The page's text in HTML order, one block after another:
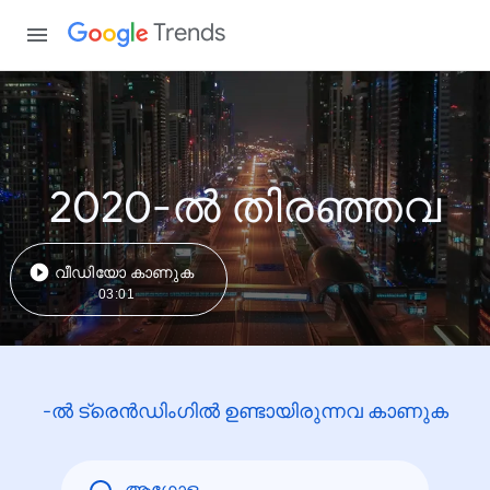
Trends
2020-ൽ തിരഞ്ഞവ
വീഡിയോ കാണുക
03:01
-ൽ ട്രെൻഡിംഗിൽ ഉണ്ടായിരുന്നവ കാണുക